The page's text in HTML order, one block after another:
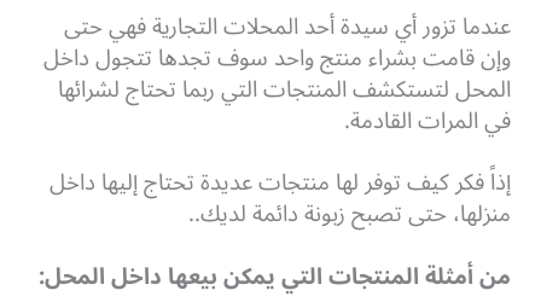
عندما تزور أي سيدة أحد المحلات التجارية فهي حتى
وإن قامت بشراء منتج واحد سوف تجدها تتجول داخل
المحل لتستكشف المنتجات التي ربما تحتاج لشرائها
في المرات القادمة.
إذاً فكر كيف توفر لها منتجات عديدة تحتاج إليها داخل
منزلها، حتى تصبح زبونة دائمة لديك..
من أمثلة المنتجات التي يمكن بيعها داخل المحل: